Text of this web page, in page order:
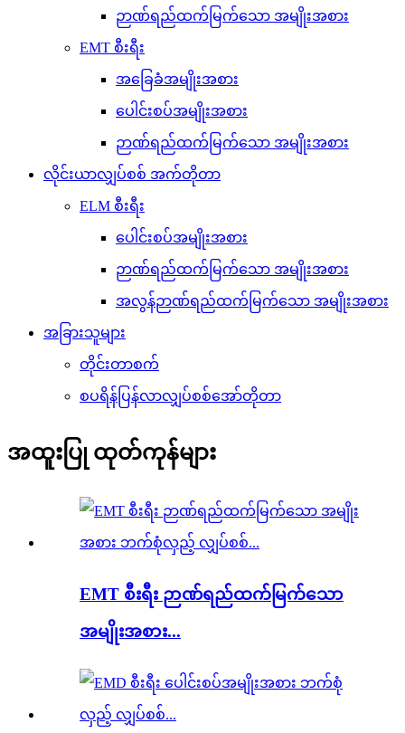
ဉာဏ်ရည်ထက်မြက်သော အမျိုးအစား
EMT စီးရီး
အခြေခံအမျိုးအစား
ပေါင်းစပ်အမျိုးအစား
ဉာဏ်ရည်ထက်မြက်သော အမျိုးအစား
လိုင်းယာလျှပ်စစ် အက်တိုတာ
ELM စီးရီး
ပေါင်းစပ်အမျိုးအစား
ဉာဏ်ရည်ထက်မြက်သော အမျိုးအစား
အလွန်ဉာဏ်ရည်ထက်မြက်သော အမျိုးအစား
အခြားသူများ
တိုင်းတာစက်
စပရိန်ပြန်လာလျှပ်စစ်အော်တိုတာ
အထူးပြု ထုတ်ကုန်များ
EMT စီးရီး ဉာဏ်ရည်ထက်မြက်သော
အမျိုးအစား...